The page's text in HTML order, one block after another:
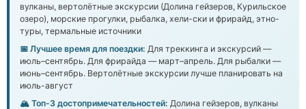
вулканы, вертолётные экскурсии (Долина гейзеров, Курильское
озеро), морские прогулки, рыбалка, хели-ски и фрирайд, этно-
туры, термальные источники
📅 Лучшее время для поездки: Для треккинга и экскурсий —
июль–сентябрь. Для фрирайда — март–апрель. Для рыбалки —
июнь–сентябрь. Вертолётные экскурсии лучше планировать на
июль-август
🏔️ Топ-3 достопримечательностей: Долина гейзеров, вулканы